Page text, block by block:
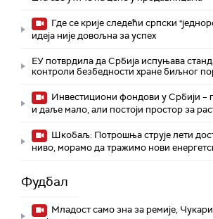
Где се крије следећи српски
идеја није довољна за успех
ЕУ потврдила да Србија испуњава
контроли безбедности хране биљног
Инвестициони фондови у Србији –
и даље мало, али постоји простор за
Шкобаљ: Потрошња струје лети
ниво, морамо да тражимо нови
Фудбал
Младост само зна за ремије,